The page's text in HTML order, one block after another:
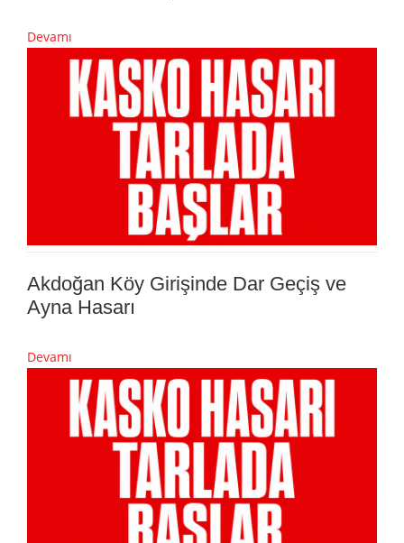
Devamı
Akdoğan Köy Girişinde Dar Geçiş ve
Ayna Hasarı
Devamı